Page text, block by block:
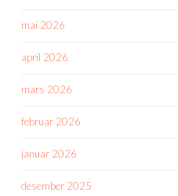
mai 2026
april 2026
mars 2026
februar 2026
januar 2026
desember 2025